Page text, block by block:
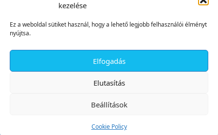
kezelése
Ez a weboldal sütiket használ, hogy a lehető legjobb felhasználói élményt
nyújtsa.
Elfogadás
Elutasítás
Beállítások
Cookie Policy
✕